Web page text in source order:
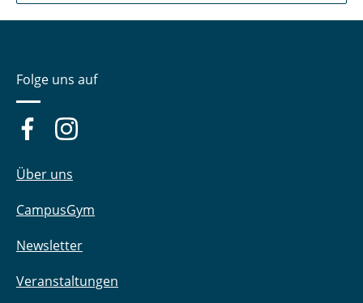
Folge uns auf
Über uns
CampusGym
Newsletter
Veranstaltungen